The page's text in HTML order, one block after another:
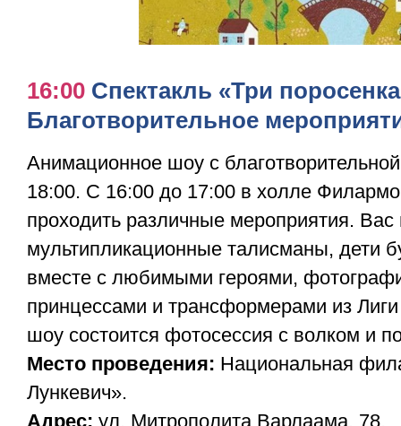
16:00 Спектакль «Три
Благотворительное
Анимационное шоу с
18:00. С 16:00 до 17:00 в холле
проходить различные мероприятия. Вас
мультипликационные талисманы, дети
вместе с любимыми героями,
принцессами и трансформерами из
шоу состоится фотосессия с волком и
Место проведения: Национальная
Лункевич».
Адрес: ул. Митрополита Варлаама, 78.